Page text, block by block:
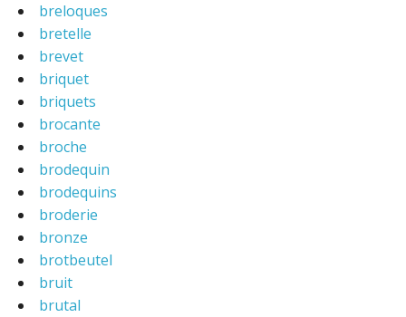
breloques
bretelle
brevet
briquet
briquets
brocante
broche
brodequin
brodequins
broderie
bronze
brotbeutel
bruit
brutal